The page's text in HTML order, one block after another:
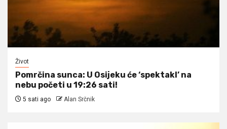
Život
Pomrčina sunca: U Osijeku će ‘spektakl’ na
nebu početi u 19:26 sati!
5 sati ago Alan Srčnik